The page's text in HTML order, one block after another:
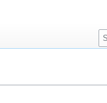
S
u
e